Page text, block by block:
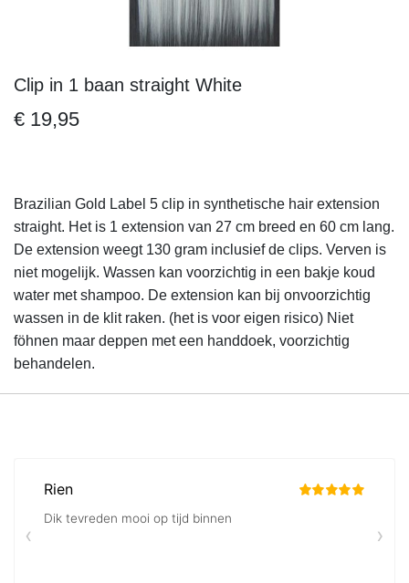
Ga
het
gallerij
Clip in 1 baan straight White
€ 19,95
Brazilian Gold Label 5 clip in synthetische hair extension
straight. Het is 1 extension van 27 cm breed en 60 cm lang.
De extension weegt 130 gram inclusief de clips. Verven is
niet mogelijk. Wassen kan voorzichtig in een bakje koud
water met shampoo. De extension kan bij onvoorzichtig
wassen in de klit raken. (het is voor eigen risico) Niet
föhnen maar deppen met een handdoek, voorzichtig
behandelen.